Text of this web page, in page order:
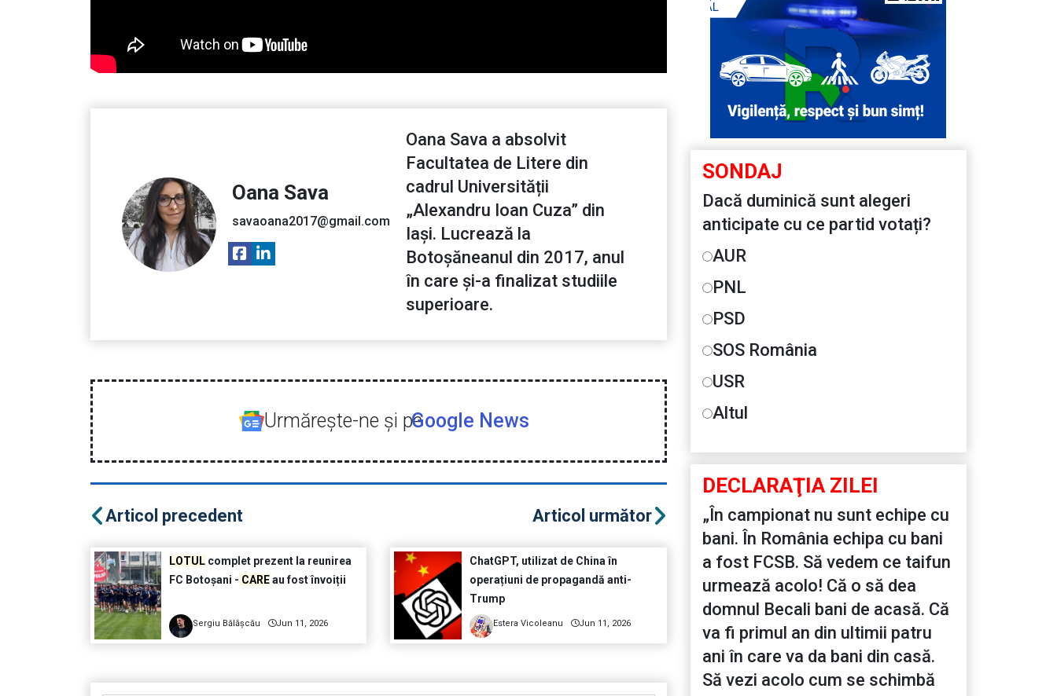
Oana Sava
savaoana2017@gmail.com
Oana Sava a absolvit
Facultatea de Litere din
cadrul Universității
„Alexandru Ioan Cuza” din
Iași. Lucrează la
Botoșăneanul din 2017, anul
în care și-a finalizat studiile
superioare.
Urmăreşte-ne şi peGoogle News
Articol precedent
LOTUL complet prezent la reunirea
FC Botoșani - CAREau fost învoiții
Sergiu Bălășcău Jun 11, 2026
Articol următor
ChatGPT, utilizat de China în
operațiuni de propagandă anti-
Trump
Estera Vicoleanu Jun 11, 2026
SONDAJ
Dacă duminică sunt alegeri
anticipate cu ce partid votați?
AUR
PNL
PSD
SOS România
USR
Altul
DECLARAŢIA ZILEI
„În campionat nu sunt echipe cu
bani. În România echipa cu bani
a fost FCSB. Să vedem ce taifun
urmează acolo! Că o să dea
domnul Becali bani de acasă. Că
va fi primul an din ultimii patru
ani în care va da bani din casă.
Să vezi acolo cum se schimbă